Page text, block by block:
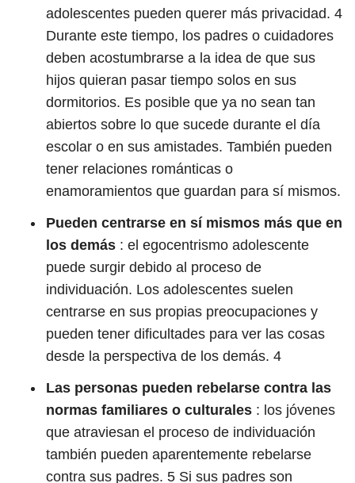
adolescentes pueden querer más privacidad. 4
Durante este tiempo, los padres o cuidadores
deben acostumbrarse a la idea de que sus
hijos quieran pasar tiempo solos en sus
dormitorios. Es posible que ya no sean tan
abiertos sobre lo que sucede durante el día
escolar o en sus amistades. También pueden
tener relaciones románticas o
enamoramientos que guardan para sí mismos.
Pueden centrarse en sí mismos más que en
los demás : el egocentrismo adolescente
puede surgir debido al proceso de
individuación. Los adolescentes suelen
centrarse en sus propias preocupaciones y
pueden tener dificultades para ver las cosas
desde la perspectiva de los demás. 4
Las personas pueden rebelarse contra las
normas familiares o culturales : los jóvenes
que atraviesan el proceso de individuación
también pueden aparentemente rebelarse
contra sus padres. 5 Si sus padres son